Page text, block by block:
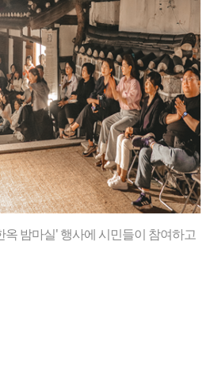
밤마실' 행사에 시민들이 참여하고